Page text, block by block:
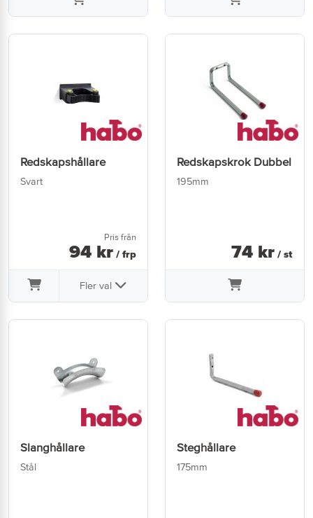
Redskapshållare
Svart
Pris från
94 kr / frp
Fler val
Redskapskrok Dubbel
195mm
74 kr / st
Slanghållare
Stål
Steghållare
175mm